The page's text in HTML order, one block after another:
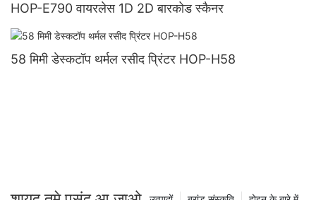
HOP-E790 वायरलेस 1D 2D बारकोड स्कैनर
58 मिमी डेस्कटॉप थर्मल रसीद प्रिंटर HOP-H58